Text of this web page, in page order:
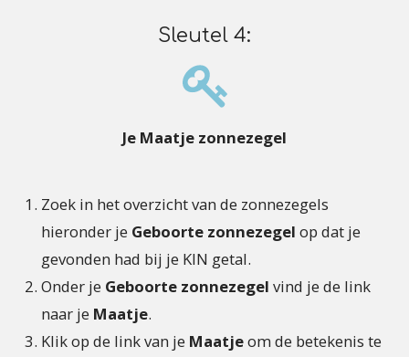
Sleutel 4:
Je Maatje zonnezegel
Zoek in het overzicht van de zonnezegels
hieronder je Geboorte zonnezegel op dat je
gevonden had bij je KIN getal.
Onder je Geboorte zonnezegel vind je de link
naar je Maatje.
Klik op de link van je Maatjeom de betekenis te